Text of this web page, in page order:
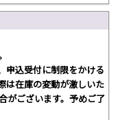
申込受付に制限をかける
は在庫の変動が激しいた
がございます。予めご了